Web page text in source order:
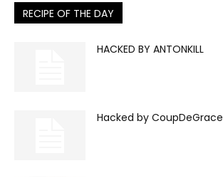
RECIPE OF THE DAY
HACKED BY ANTONKILL
Hacked by CoupDeGrace